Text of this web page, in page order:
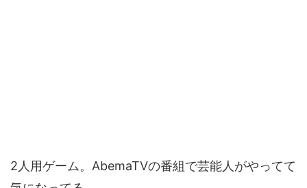
2人用ゲーム。AbemaTVの番組で芸能人がやってて